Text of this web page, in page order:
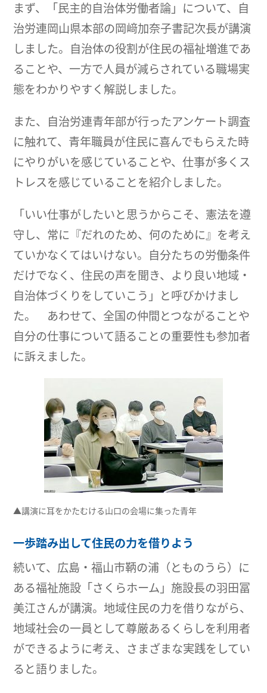
まず、「民主的自治体労働者論」について、自
治労連岡山県本部の岡﨑加奈子書記次長が講演
しました。自治体の役割が住民の福祉増進であ
ることや、一方で人員が減らされている職場実
態をわかりやすく解説しました。
また、自治労連青年部が行ったアンケート調査
に触れて、青年職員が住民に喜んでもらえた時
にやりがいを感じていることや、仕事が多くス
トレスを感じていることを紹介しました。
「いい仕事がしたいと思うからこそ、憲法を遵
守し、常に『だれのため、何のために』を考え
ていかなくてはいけない。自分たちの労働条件
だけでなく、住民の声を聞き、より良い地域・
自治体づくりをしていこう」と呼びかけまし
た。 あわせて、全国の仲間とつながることや
自分の仕事について語ることの重要性も参加者
に訴えました。
▲講演に耳をかたむける山口の会場に集った青年
一歩踏み出して住民の力を借りよう
続いて、広島・福山市鞆の浦（とものうら）に
ある福祉施設「さくらホーム」施設長の羽田冨
美江さんが講演。地域住民の力を借りながら、
地域社会の一員として尊厳あるくらしを利用者
ができるように考え、さまざまな実践をしてい
ると語りました。